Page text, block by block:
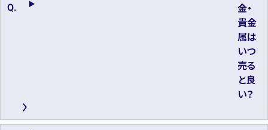
金・
貴金
属は
いつ
売る
と良
い？